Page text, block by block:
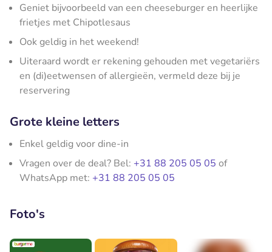
Geniet bijvoorbeeld van een cheeseburger en heerlijke
frietjes met Chipotlesaus
Ook geldig in het weekend!
Uiteraard wordt er rekening gehouden met vegetariërs
en (di)eetwensen of allergieën, vermeld deze bij je
reservering
Grote kleine letters
Enkel geldig voor dine-in
Vragen over de deal? Bel: +31 88 205 05 05 of
WhatsApp met: +31 88 205 05 05
Foto's